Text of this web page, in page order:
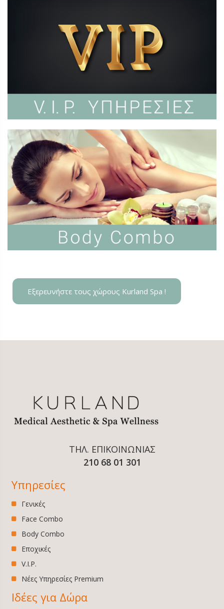
Εξερευνήστε τους χώρους Kurland Spa !
ΤΗΛ. ΕΠΙΚΟΙΝΩΝΙΑΣ
210 68 01 301
Υπηρεσίες
Γενικές
Face Combo
Body Combo
Εποχικές
V.I.P.
Νέες Υπηρεσίες Premium
Ιδέες για Δώρα